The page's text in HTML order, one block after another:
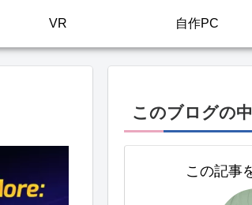
VR 自作PC
このブログの
この記事